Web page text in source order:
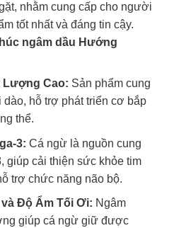
nhằm cung cấp cho người
tốt nhất và đáng tin cậy.
ngâm dầu Hướng
Lượng Cao: Sản phẩm cung
hỗ trợ phát triển cơ bắp
thể.
3: Cá ngừ là nguồn cung
giúp cải thiện sức khỏe tim
trợ chức năng não bộ.
Độ Ẩm Tối Ơi: Ngâm
giúp cá ngừ giữ được